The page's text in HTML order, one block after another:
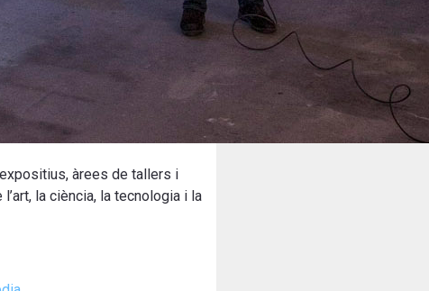
àrees de tallers i
la ciència, la tecnologia i la